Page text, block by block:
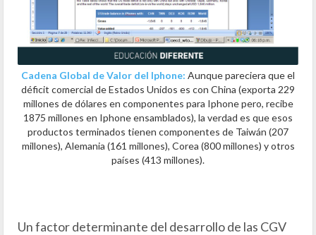
Cadena Global de Valor del Iphone: Aunque pareciera que el
déficit comercial de Estados Unidos es con China (exporta 229
millones de dólares en componentes para Iphone pero, recibe
1875 millones en Iphone ensamblados), la verdad es que esos
productos terminados tienen componentes de Taiwán (207
millones), Alemania (161 millones), Corea (800 millones) y otros
países (413 millones).
Un factor determinante del desarrollo de las CGV